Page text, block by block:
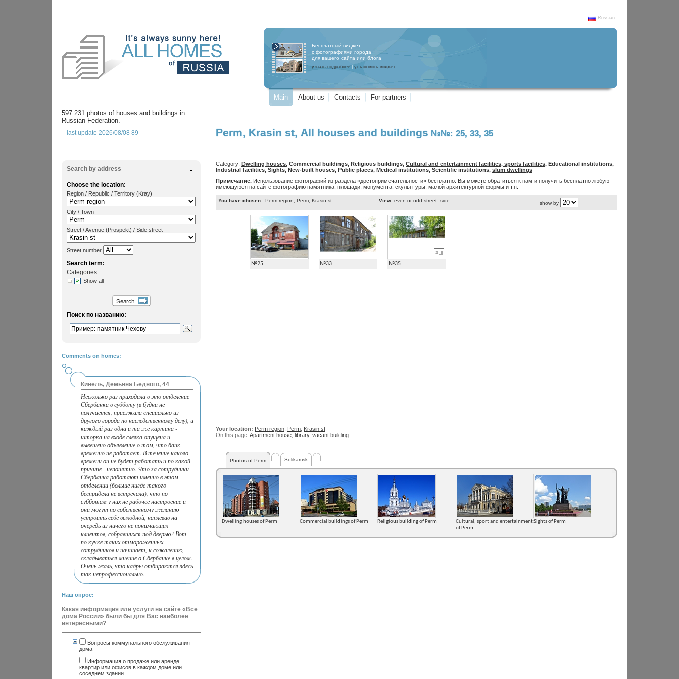
Russian
Бесплатный виджет
с фотографиями города
для вашего сайта или блога
узнать подробнее установить виджет
Main About us Contacts For partners
597 231 photos of houses and buildings in
Russian Federation.
last update 2026/08/08 89
Search by address
Choose the location:
Region / Republic / Territory (Kray)
City / Town
Street / Avenue (Prospekt) / Side street
Street number
Search term:
Categories:
Show all
Поиск по названию:
Comments on homes:
Кинель, Демьяна Бедного, 44
Несколько раз приходила в это отделение
Сбербанка в субботу (в будни не
получается, приезжала специально из
другого города по наследственному делу), и
каждый раз одна и та же картина -
шторка на входе слегка опущена и
вывешено объявление о том, что банк
временно не работает. В течение какого
времени он не будет работать и по какой
причине - непонятно. Что за сотрудники
Сбербанка работают именно в этом
отделении (больше нигде такого
беспридела не встречала), что по
субботам у них не рабочее настроение и
они могут по собственному желанию
устроить себе выходной, наплевав на
очередь из ничего не понимающих
клиентов, собравшихся под дверью? Вот
по кучке таких отмороженных
сотрудников и начинает, к сожалению,
складываться мнение о Сбербанке в целом.
Очень жаль, что кадры отбираются здесь
так непрофессионально.
Наш опрос:
Какая информация или услуги на сайте «Все
дома России» были бы для Вас наиболее
интересными?
Вопросы коммунального обслуживания
дома
Информация о продаже или аренде
квартир или офисов в каждом доме или
соседнем здании
Perm, Krasin st, All houses and buildings №№: 25, 33, 35
Category: Dwelling houses, Commercial buildings, Religious buildings, Cultural and entertainment facilities, sports facilities, Educational institutions,
Industrial facilities, Sights, New-built houses, Public places, Medical institutions, Scientific institutions, slum dwellings
Примечание. Использование фотографий из раздела «достопримечательности» бесплатно. Вы можете обратиться к нам и получить бесплатно любую
имеющуюся на сайте фотографию памятника, площади, монумента, скульптуры, малой архитектурной формы и т.п.
You have chosen : Perm region Perm Krasin st. View: even orodd street_side show by
№25 №33 №35
2
Your location: Perm region Perm Krasin st
On this page: Apartment house library, vacant building
Photos of Perm Solikamsk
Dwelling houses of Perm Commercial buildings of Perm Religious building of Perm
Cultural, sport and entertainment
of Perm
Sights of Perm